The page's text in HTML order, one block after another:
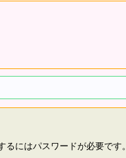
にはパスワードが必要です。